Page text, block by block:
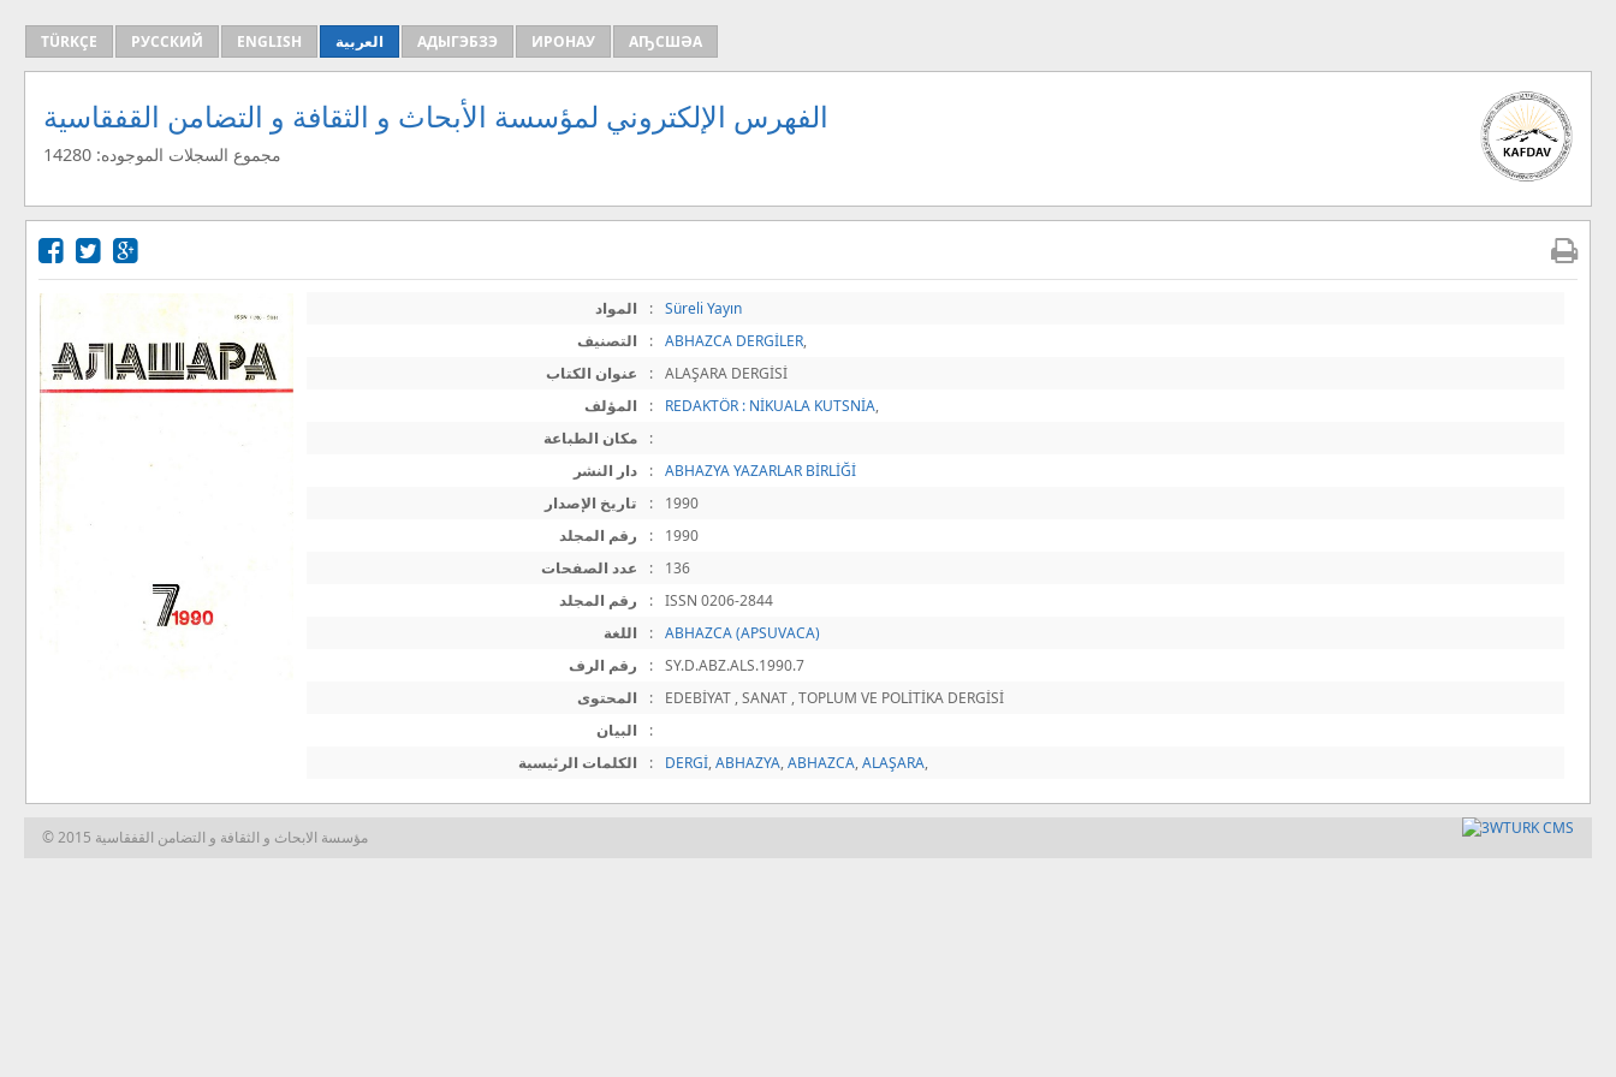
TÜRKÇE РУССКИЙ ENGLISH العربية АДЫГЭБЗЭ ИРОНАУ АҦСШӘА
الفهرس الإلكتروني لمؤسسة الأبحاث و الثقافة و التضامن القفقاسية
مجموع السجلات الموجوده: 14280
المواد :
Süreli Yayın
التصنيف
: ABHAZCA DERGİLER,
عنوان الكتاب
:
ALAŞARA DERGİSİ
المؤلف
: REDAKTÖR : NİKUALA KUTSNİA,
مكان الطباعة
:
دار النشر
:
ABHAZYA YAZARLAR BİRLİĞİ
تاريخ الإصدار
:
1990
رقم المجلد
:
1990
عدد الصفحات
:
136
رقم المجلد
:
ISSN 0206-2844
اللغة
:
ABHAZCA (APSUVACA)
رقم الرف
:
SY.D.ABZ.ALS.1990.7
المحتوى
:
EDEBİYAT , SANAT , TOPLUM VE POLİTİKA DERGİSİ
البيان
:
الكلمات الرئيسية
: DERGİ,ABHAZYA,ABHAZCA,ALAŞARA,
© 2015 مؤسسة الابحاث و الثقافة و التضامن القفقاسية